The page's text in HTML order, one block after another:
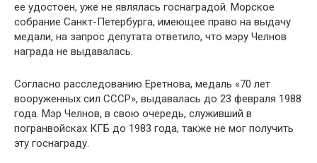
ее удостоен, уже не являлась госнаградой. Морское
собрание Санкт-Петербурга, имеющее право на выдачу
медали, на запрос депутата ответило, что мэру Челнов
награда не выдавалась.
Согласно расследованию Еретнова, медаль «70 лет
вооруженных сил СССР», выдавалась до 23 февраля 1988
года. Мэр Челнов, в свою очередь, служивший в
погранвойсках КГБ до 1983 года, также не мог получить
эту госнаграду.